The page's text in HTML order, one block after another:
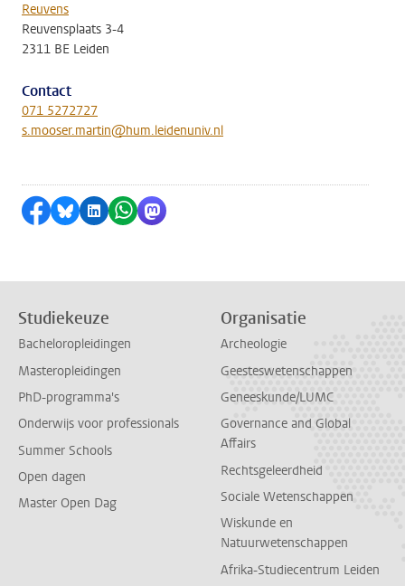
Reuvens
Reuvensplaats 3-4
2311 BE Leiden
Contact
071 5272727
s.mooser.martin@hum.leidenuniv.nl
Delen op Facebook
Delen via Bluesky
Delen op LinkedIn
Delen via WhatsApp
Delen via Mastodon
Studiekeuze
Bacheloropleidingen
Masteropleidingen
PhD-programma's
Onderwijs voor professionals
Summer Schools
Open dagen
Master Open Dag
Organisatie
Archeologie
Geesteswetenschappen
Geneeskunde/LUMC
Governance and Global
Affairs
Rechtsgeleerdheid
Sociale Wetenschappen
Wiskunde en
Natuurwetenschappen
Afrika-Studiecentrum Leiden